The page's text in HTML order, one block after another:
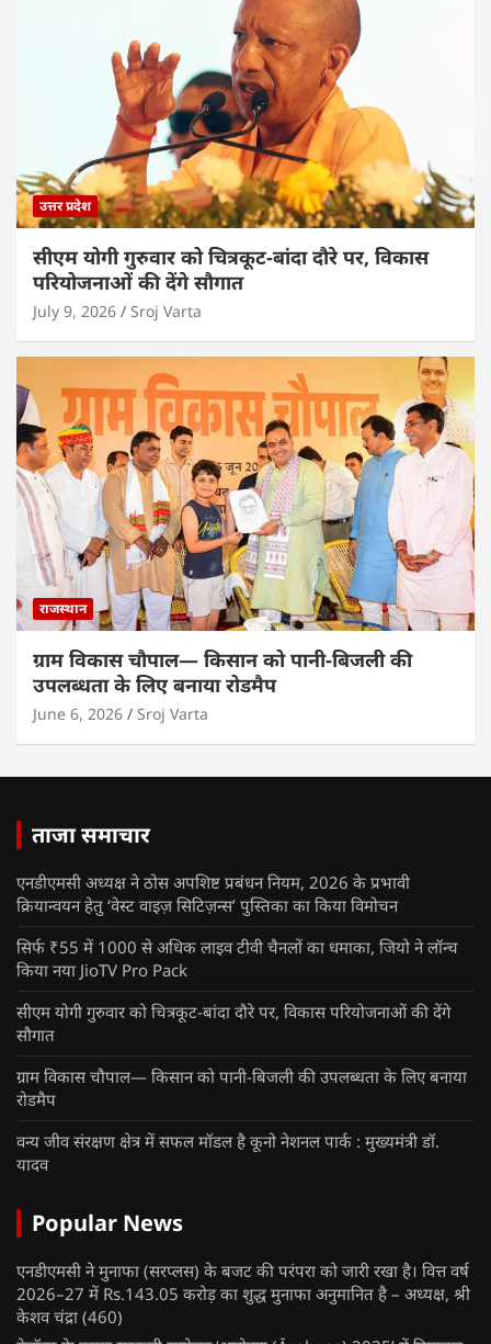
उत्तर प्रदेश
सीएम योगी गुरुवार को चित्रकूट-बांदा दौरे पर, विकास
परियोजनाओं की देंगे सौगात
July 9, 2026 Sroj Varta
राजस्थान
ग्राम विकास चौपाल— किसान को पानी-बिजली की
उपलब्धता के लिए बनाया रोडमैप
June 6, 2026 Sroj Varta
ताजा समाचार
एनडीएमसी अध्यक्ष ने ठोस अपशिष्ट प्रबंधन नियम, 2026 के प्रभावी
क्रियान्वयन हेतु ‘वेस्ट वाइज़ सिटिज़न्स’ पुस्तिका का किया विमोचन
सिर्फ ₹55 में 1000 से अधिक लाइव टीवी चैनलों का धमाका, जियो ने लॉन्च
किया नया JioTV Pro Pack
सीएम योगी गुरुवार को चित्रकूट-बांदा दौरे पर, विकास परियोजनाओं की देंगे
सौगात
ग्राम विकास चौपाल— किसान को पानी-बिजली की उपलब्धता के लिए बनाया
रोडमैप
वन्य जीव संरक्षण क्षेत्र में सफल मॉडल है कूनो नेशनल पार्क : मुख्यमंत्री डॉ.
यादव
Popular News
एनडीएमसी ने मुनाफा (सरप्लस) के बजट की परंपरा को जारी रखा है। वित्त वर्ष
2026–27 में Rs.143.05 करोड़ का शुद्ध मुनाफा अनुमानित है – अध्यक्ष, श्री
केशव चंद्रा (460)